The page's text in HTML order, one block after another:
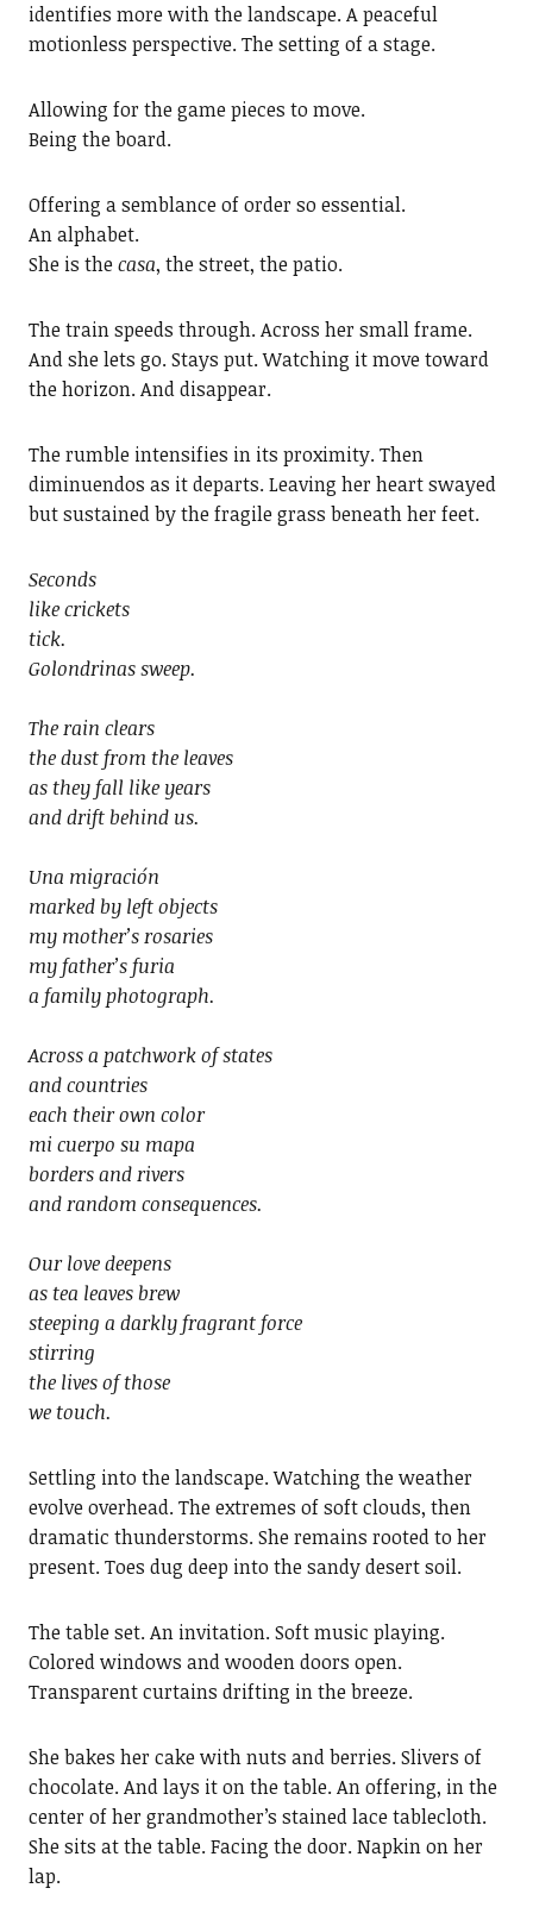
identifies more with the landscape. A peaceful
motionless perspective. The setting of a stage.
Allowing for the game pieces to move.
Being the board.
Offering a semblance of order so essential.
An alphabet.
She is thecasa, the street, the patio.
The train speeds through. Across her small frame.
And she lets go. Stays put. Watching it move toward
the horizon. And disappear.
The rumble intensifies in its proximity. Then
diminuendos as it departs. Leaving her heart swayed
but sustained by the fragile grass beneath her feet.
Seconds
like crickets
tick.
Golondrinas sweep.
The rain clears
the dust from the leaves
as they fall like years
and drift behind us.
Una migración
marked by left objects
my mother’s rosaries
my father’s furia
a family photograph.
Across a patchwork of states
and countries
each their own color
mi cuerpo su mapa
borders and rivers
and random consequences.
Our love deepens
as tea leaves brew
steeping a darkly fragrant force
stirring
the lives of those
we touch.
Settling into the landscape. Watching the weather
evolve overhead. The extremes of soft clouds, then
dramatic thunderstorms. She remains rooted to her
present. Toes dug deep into the sandy desert soil.
The table set. An invitation. Soft music playing.
Colored windows and wooden doors open.
Transparent curtains drifting in the breeze.
She bakes her cake with nuts and berries. Slivers of
chocolate. And lays it on the table. An offering, in the
center of her grandmother’s stained lace tablecloth.
She sits at the table. Facing the door. Napkin on her
lap.